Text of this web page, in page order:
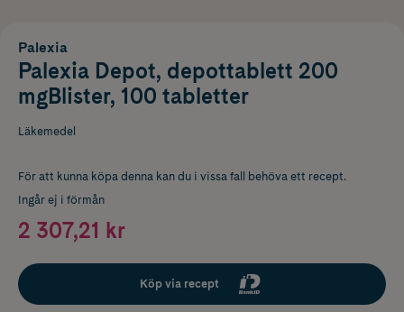
Palexia
Palexia Depot, depottablett 200
mgBlister, 100 tabletter
Läkemedel
För att kunna köpa denna kan du i vissa fall behöva ett recept.
Ingår ej i förmån
2 307,21 kr
Köp via recept